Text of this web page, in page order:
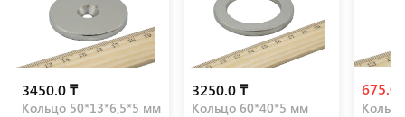
3450.0 ₸
Кольцо 50*13*6,5*5 мм
3250.0 ₸
Кольцо 60*40*5 мм
675.0